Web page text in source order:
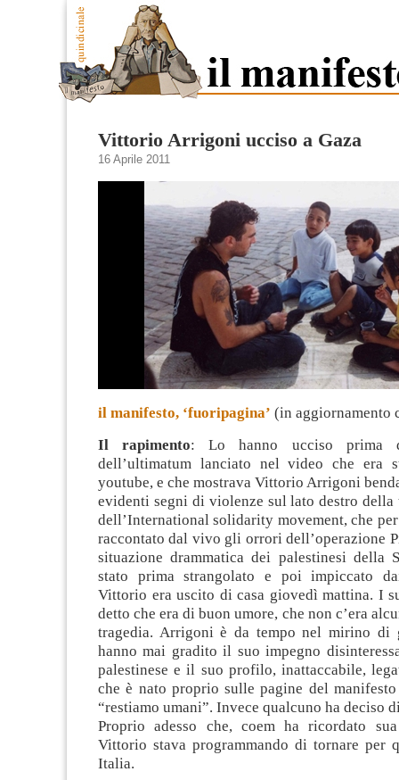
Vittorio Arrigoni ucciso a Gaza
16 Aprile 2011
il manifesto, ‘fuoripagina’ (in aggiornamento
Il rapimento: Lo hanno ucciso prima
dell’ultimatum lanciato nel video che era
youtube, e che mostrava Vittorio Arrigoni
evidenti segni di violenze sul lato destro della
dell’International solidarity movement,che
raccontato dal vivo gli orrori dell’operazione
situazione drammatica dei palestinesi della
stato prima strangolato e poi impiccato
Vittorio era uscito di casa giovedì mattina. I
detto che era di buon umore, che non c’era
tragedia. Arrigoni è da tempo nel mirino di
hanno mai gradito il suo impegno
palestinese e il suo profilo, inattaccabile,
che è nato proprio sulle pagine del
“restiamo umani”. Invece qualcuno ha deciso
Proprio adesso che, coem ha ricordato
Vittorio stava programmando di tornare per
Italia.